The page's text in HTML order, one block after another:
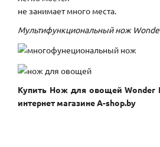
не занимает много места.
Мультифункциональный нож
Купить Нож для овощей Wonder
интернет магазине A-shop.by